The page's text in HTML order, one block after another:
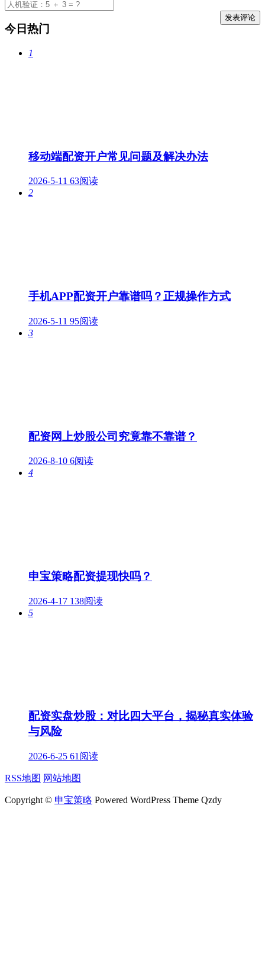
今日热门
1
移动端配资开户常见问题及解决办法
2026-5-11 63阅读
2
手机APP配资开户靠谱吗？正规操作方式
2026-5-11 95阅读
3
配资网上炒股公司究竟靠不靠谱？
2026-8-10 6阅读
4
申宝策略配资提现快吗？
2026-4-17 138阅读
5
配资实盘炒股：对比四大平台，揭秘真实体验
与风险
2026-6-25 61阅读
RSS地图 网站地图
Copyright © 申宝策略 Powered WordPress Theme Qzdy